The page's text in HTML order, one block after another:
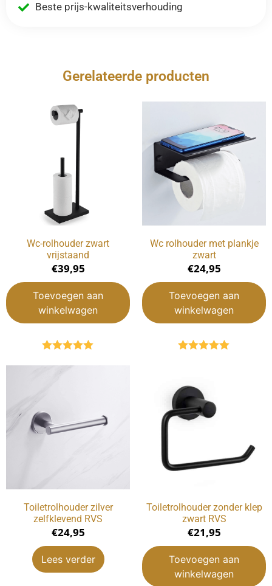
Beste prijs-kwaliteitsverhouding
Gerelateerde producten
Wc-rolhouder zwart
vrijstaand
€39,95
Toevoegen aan
winkelwagen
Wc rolhouder met plankje
zwart
€24,95
Toevoegen aan
winkelwagen
Toiletrolhouder zilver
zelfklevend RVS
€24,95
Lees verder
Toiletrolhouder zonder klep
zwart RVS
€21,95
Toevoegen aan
winkelwagen